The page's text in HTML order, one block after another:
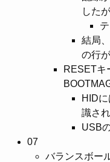
した
結局
の行
RESETキ
HID
識さ
USB
07
バランスボー